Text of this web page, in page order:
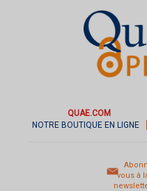
QUAE.COM
NOTRE BOUTIQUE EN LIGNE
vous à